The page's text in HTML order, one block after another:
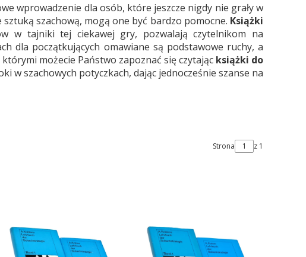
wprowadzenie dla osób, które jeszcze nigdy nie grały w
szachową, mogą one być bardzo pomocne. Książki
w tajniki tej ciekawej gry, pozwalają czytelnikom na
dla początkujących omawiane są podstawowe ruchy, a
możecie Państwo zapoznać się czytając książki do
w szachowych potyczkach, dając jednocześnie szanse na
Strona z 1